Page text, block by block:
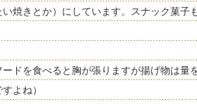
焼きとか）にしています。スナック菓子
ドを食べると胸が張りますが揚げ物は量
よね）